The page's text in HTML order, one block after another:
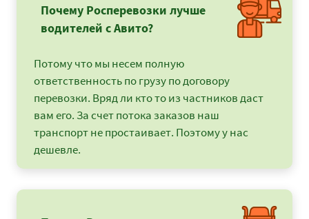
Почему Росперевозки лучше
водителей с Авито?
Потому что мы несем полную
ответственность по грузу по договору
перевозки. Вряд ли кто то из частников даст
вам его. За счет потока заказов наш
транспорт не простаивает. Поэтому у нас
дешевле.